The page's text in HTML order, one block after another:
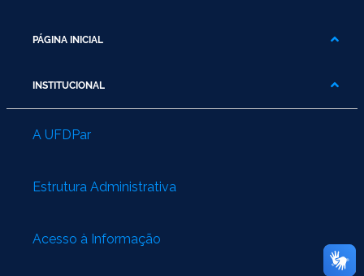
PÁGINA INICIAL
INSTITUCIONAL
A UFDPar
Estrutura Administrativa
Acesso à Informação